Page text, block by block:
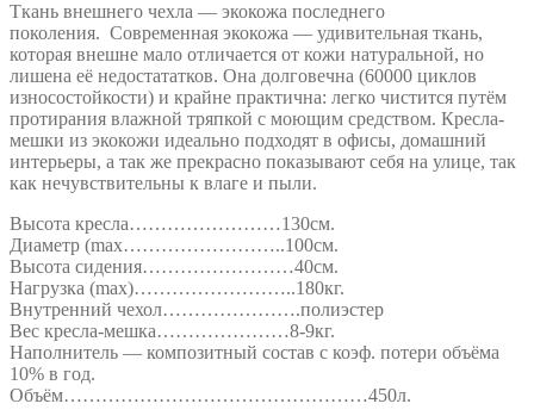
кремовый"
Ткань внешнего чехла — экокожа последнего
поколения. Современная экокожа — удивительная ткань,
которая внешне мало отличается от кожи натуральной, но
лишена её недостататков. Она долговечна (60000 циклов
износостойкости) и крайне практична: легко чистится путём
протирания влажной тряпкой с моющим средством. Кресла-
мешки из экокожи идеально подходят в офисы, домашний
интерьеры, а так же прекрасно показывают себя на улице, так
как нечувствительны к влаге и пыли.
Высота кресла……………………130см.
Диаметр (max……………………..100см.
Высота сидения……………………40см.
Нагрузка (max)……………………..180кг.
Внутренний чехол………………….полиэстер
Вес кресла-мешка…………………8-9кг.
Наполнитель — композитный состав с коэф. потери объёма
10% в год.
Объём…………………………………………450л.